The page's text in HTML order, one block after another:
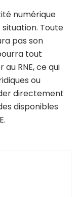
numérique
Toute
pas son
tout
RNE, ce qui
ou
directement
disponibles